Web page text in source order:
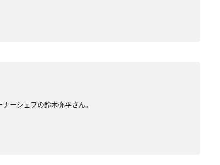
ーシェフの鈴木弥平さん。